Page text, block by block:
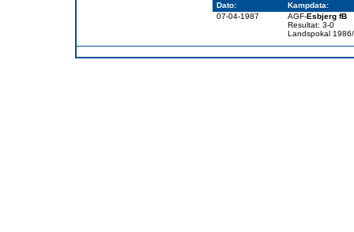
Dato:
Kampdata:
07-04-1987
AGF-Esbjerg fB
Resultat: 3-0
Landspokal